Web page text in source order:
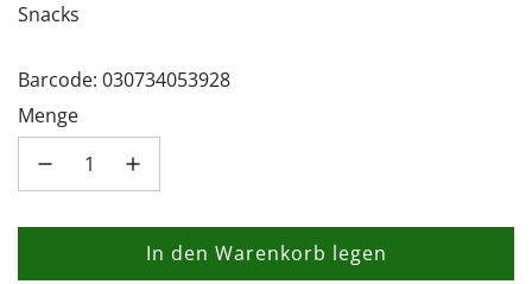
Snacks
Barcode: 030734053928
Menge
In den Warenkorb legen
L